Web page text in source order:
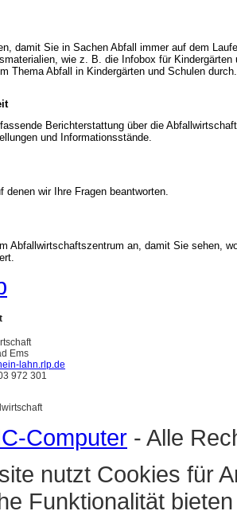
damit Sie in Sachen Abfall immer auf dem
wie z. B. die Infobox für Kindergärten
Thema Abfall in Kindergärten und Schulen durch.
Berichterstattung über die
und Informationsstände.
denen wir Ihre Fragen beantworten.
Abfallwirtschaftszentrum an, damit Sie sehen,
Ems
lahn.rlp.de
972 301
Computer - Alle
nutzt Cookies für
Funktionalität